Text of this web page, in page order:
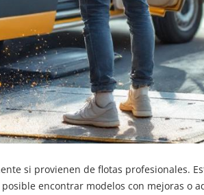
si provienen de flotas profesionales.
encontrar modelos con mejoras o